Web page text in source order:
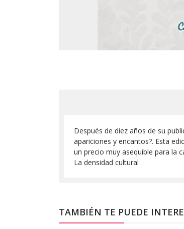
Después de diez años de su
apariciones y encantos?. Esta
un precio muy asequible para la
La densidad cultural
TAMBIÉN TE PUEDE